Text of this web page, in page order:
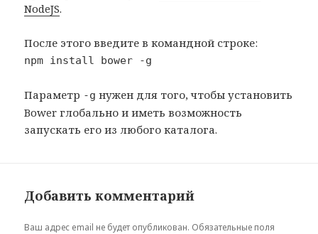
NodeJS.
После этого введите в командной строке:
npm install bower -g
Параметр -g нужен для того, чтобы установить
Bower глобально и иметь возможность
запускать его из любого каталога.
Добавить комментарий
Ваш адрес email не будет опубликован. Обязательные поля